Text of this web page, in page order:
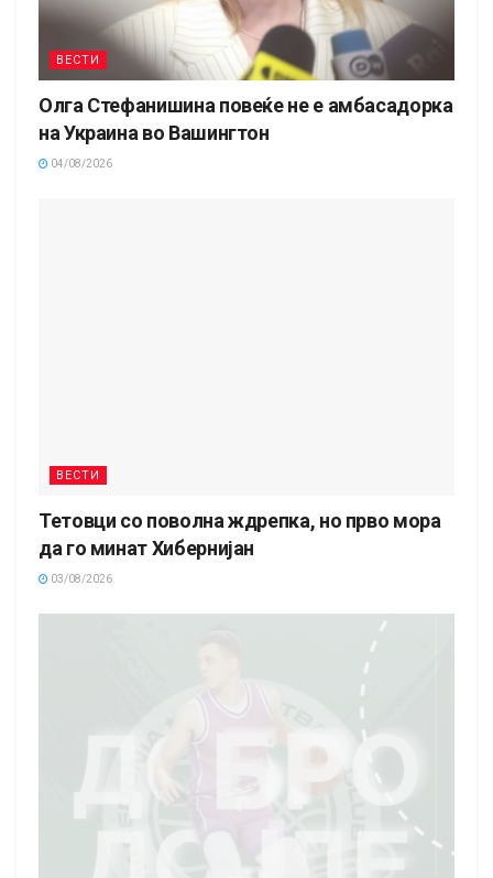
ВЕСТИ
Олга Стефанишина повеќе не е амбасадорка
на Украина во Вашингтон
04/08/2026
ВЕСТИ
Тетовци со поволна ждрепка, но прво мора
да го минат Хибернијан
03/08/2026